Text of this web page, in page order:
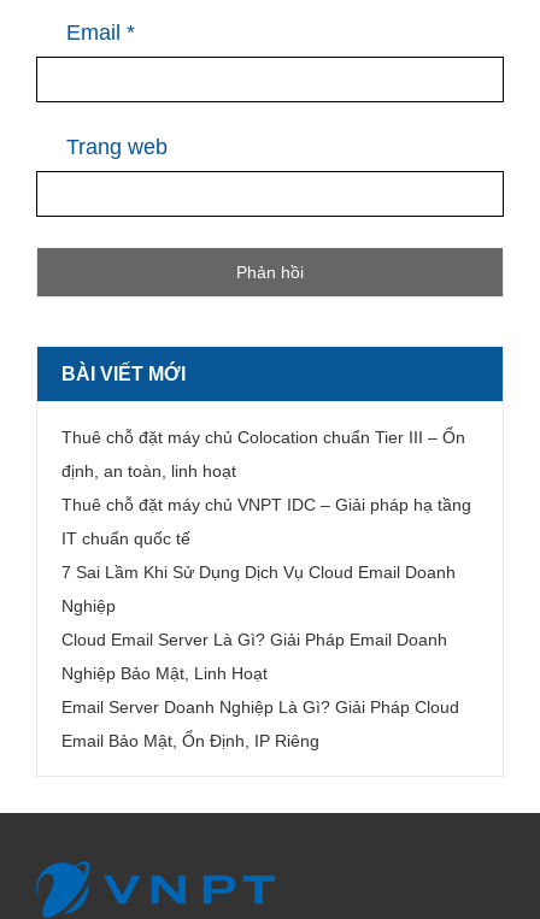
Email *
Trang web
BÀI VIẾT MỚI
Thuê chỗ đặt máy chủ Colocation chuẩn Tier III – Ổn
định, an toàn, linh hoạt
Thuê chỗ đặt máy chủ VNPT IDC – Giải pháp hạ tầng
IT chuẩn quốc tế
7 Sai Lầm Khi Sử Dụng Dịch Vụ Cloud Email Doanh
Nghiệp
Cloud Email Server Là Gì? Giải Pháp Email Doanh
Nghiệp Bảo Mật, Linh Hoạt
Email Server Doanh Nghiệp Là Gì? Giải Pháp Cloud
Email Bảo Mật, Ổn Định, IP Riêng